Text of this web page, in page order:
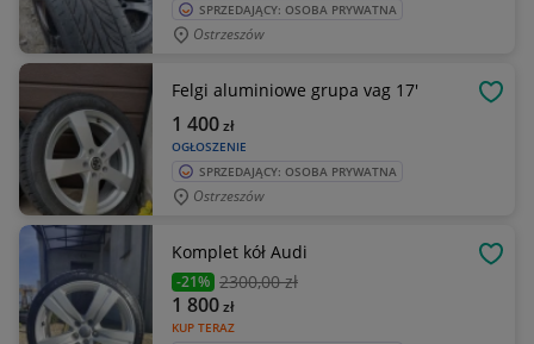
SPRZEDAJĄCY: OSOBA PRYWATNA
Ostrzeszów
Felgi aluminiowe grupa vag 17'
OGŁOSZENIE
1 400zł
SPRZEDAJĄCY: OSOBA PRYWATNA
Ostrzeszów
Komplet kół Audi
-21% 2300,00 zł
KUP TERAZ
1 800zł